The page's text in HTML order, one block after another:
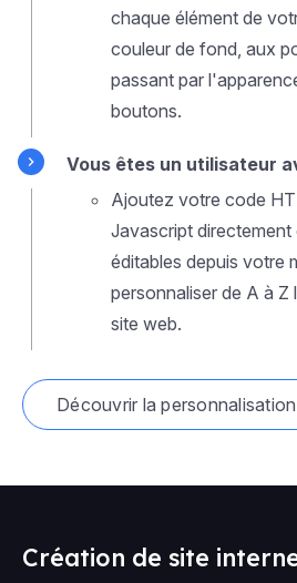
chaque élément de
couleur de fond, aux
passant par
boutons.
Vous êtes un utilisateur
Ajoutez votre code
Javascript directement
éditables depuis votre
personnaliser de A à
site web.
Découvrir la personnalisation
Création de site